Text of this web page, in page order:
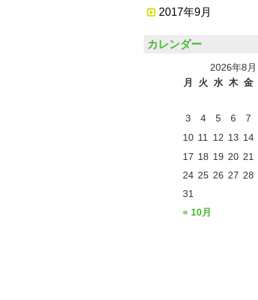
2017年9月
カレンダー
2026年8月
月
火 水 木 金
« 10月
3
4 5 6 7
10 11 12 13 14
17 18 19 20 21
24 25 26 27 28
31